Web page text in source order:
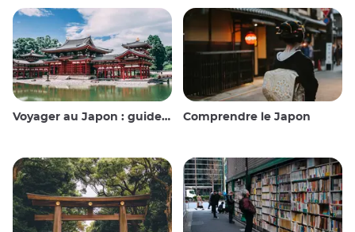
Voyager au Japon : guide et conseils Comprendre le Japon